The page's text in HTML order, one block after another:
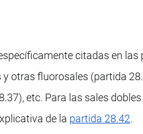
citadas en las
otras fluorosales (partida
etc. Para las sales
de la partida 28.42.